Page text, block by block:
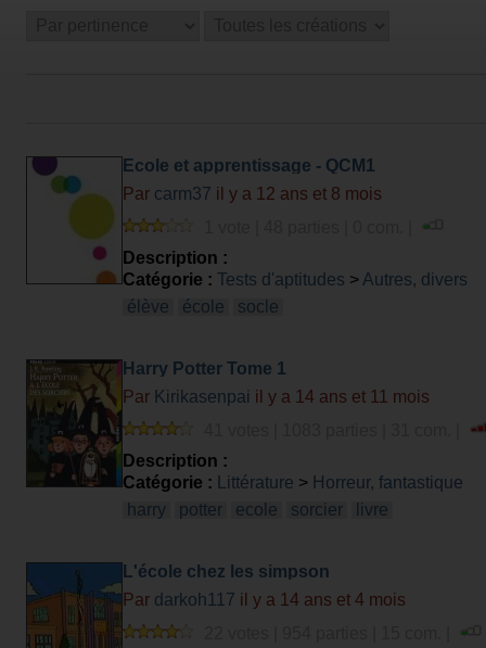
Ecole et apprentissage - QCM1
Par carm37 il y a 12 ans et 8 mois
Description :
Catégorie : Tests d'aptitudes > Autres, divers
élève
école socle
Harry Potter Tome 1
Par Kirikasenpai il y a 14 ans et 11 mois
Description :
Catégorie :
Littérature > Horreur, fantastique
harry
potter ecole sorcier livre
L'école chez les simpson
Par darkoh117 il y a 14 ans et 4 mois